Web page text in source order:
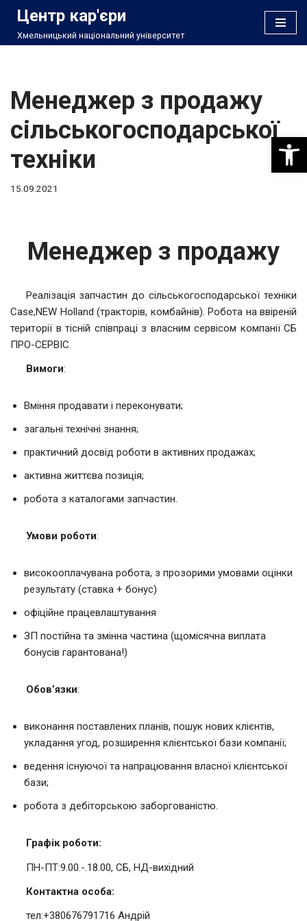
Перейти
Центр кар'єри
Хмельницький національний університет
Менеджер з продажу
сільськогосподарської
техніки
15.09.2021
Менеджер з продажу
Реалізація запчастин до сільськогосподарської техніки
Case,NEW Holland (тракторів, комбайнів). Робота на ввіреній
території в тісній співпраці з власним сервісом компанії СБ
ПРО-СЕРВІС.
Вимоги:
Вміння продавати і переконувати;
загальні технічні знання;
практичний досвід роботи в активних продажах;
активна життєва позиція;
робота з каталогами запчастин.
Умови роботи:
високооплачувана робота, з прозорими умовами оцінки
результату (ставка + бонус)
офіційне працевлаштування
ЗП постійна та змінна частина (щомісячна виплата
бонусів гарантована!)
Обов’язки:
виконання поставлених планів, пошук нових клієнтів,
укладання угод, розширення клієнтської бази компанії;
ведення існуючої та напрацювання власної клієнтської
бази;
робота з дебіторською заборгованістю.
Графік роботи:
ПН-ПТ:9.00.-.18.00, СБ, НД-вихідний
Контактна особа:
тел:+380676791716 Андрій